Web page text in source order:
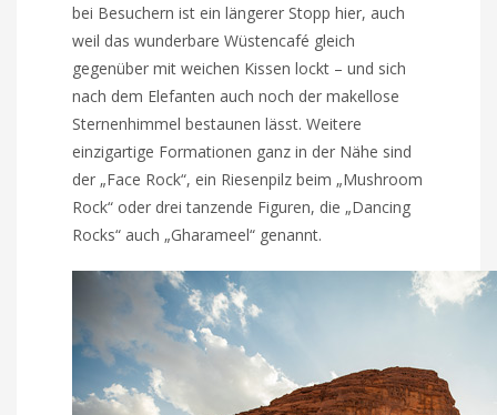
bei Besuchern ist ein längerer Stopp hier, auch
weil das wunderbare Wüstencafé gleich
gegenüber mit weichen Kissen lockt – und sich
nach dem Elefanten auch noch der makellose
Sternenhimmel bestaunen lässt. Weitere
einzigartige Formationen ganz in der Nähe sind
der „Face Rock“, ein Riesenpilz beim „Mushroom
Rock“ oder drei tanzende Figuren, die „Dancing
Rocks“ auch „Gharameel“ genannt.